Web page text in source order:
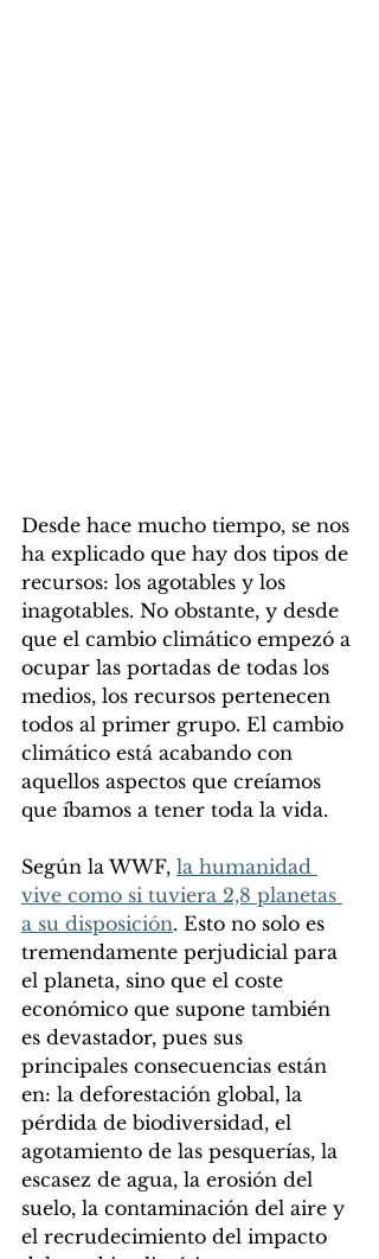
Desde hace mucho tiempo, se nos
ha explicado que hay dos tipos de
recursos: los agotables y los
inagotables. No obstante, y desde
que el cambio climático empezó a
ocupar las portadas de todas los
medios, los recursos pertenecen
todos al primer grupo. El cambio
climático está acabando con
aquellos aspectos que creíamos
que íbamos a tener toda la vida.
Según la WWF, la humanidad
vive como si tuviera 2,8 planetas
a su disposición. Esto no solo es
tremendamente perjudicial para
el planeta, sino que el coste
económico que supone también
es devastador, pues sus
principales consecuencias están
en: la deforestación global, la
pérdida de biodiversidad, el
agotamiento de las pesquerías, la
escasez de agua, la erosión del
suelo, la contaminación del aire y
el recrudecimiento del impacto